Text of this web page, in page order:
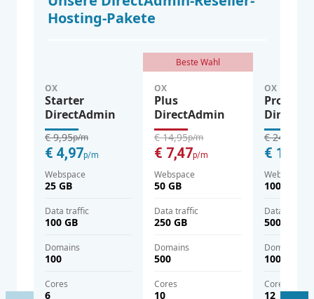
Hosting-Pakete
OX
Starter
DirectAdmin
€ 9,95p/m
€ 4,97p/m
Webspace
25 GB
Data traffic
100 GB
domains
100
cores
6
Beste Wahl
OX
Plus
DirectAdmin
€ 14,95p/m
€ 7,47p/m
Webspace
50 GB
Data traffic
250 GB
domains
500
cores
10
OX
Pro
€ 24,95
€ 12,47
Webspace
100 GB
Data traffic
500 GB
domains
1000
cores
12